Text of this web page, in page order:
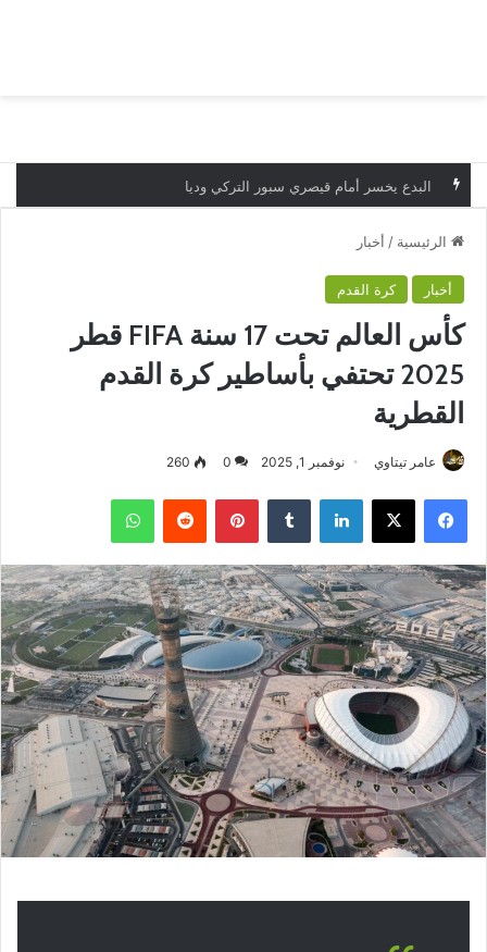
البدع يخسر أمام قيصري سبور التركي وديا
الرئيسية / أخبار
أخبار كرة القدم
كأس العالم تحت 17 سنة FIFA قطر
2025 تحتفي بأساطير كرة القدم
القطرية
عامر تيتاوي نوفمبر 1, 2025 0
260
فيسبوك ‫X لينكدإن بينتيريست واتساب